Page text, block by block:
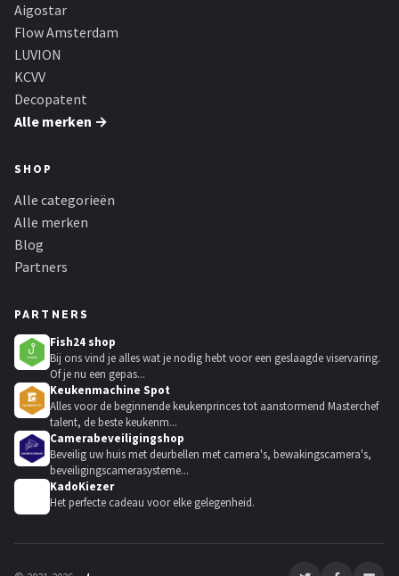
Aigostar
Flow Amsterdam
LUVION
KCVV
Decopatent
Alle merken →
SHOP
Alle categorieën
Alle merken
Blog
Partners
PARTNERS
Fish24 shop
Bij ons vind je alles wat je nodig hebt voor een geslaagde viservaring.
Of je nu een gepas...
Keukenmachine Spot
Alles voor de beginnende keukenprinces tot aanstormend Masterchef
talent, de beste keukenm...
Camerabeveiligingshop
Beveilig uw huis met deurbellen met camera's, bewakingscamera's,
beveiligingscamerasysteme...
KadoKiezer
Het perfecte cadeau voor elke gelegenheid.